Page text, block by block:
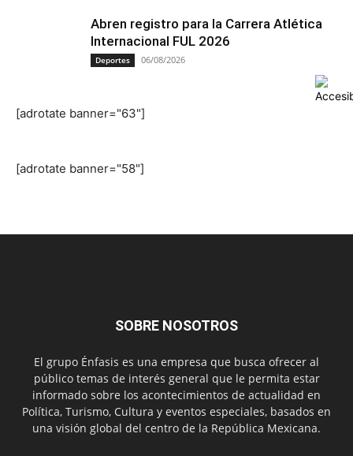
Abren registro para la Carrera Atlética
Internacional FUL 2026
Deportes 06/08/2026
[adrotate banner="63"]
[adrotate banner="58"]
SOBRE NOSOTROS
El grupo Énfasis es una empresa que busca ofrecer al
público temas de interés general que le permita estar
informado sobre los acontecimientos de actualidad en
Política, Turismo, Cultura y eventos especiales, basados en
una visión global del centro de la República Mexicana.